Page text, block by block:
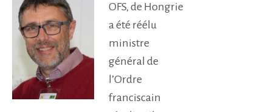
OFS, de Hongrie
a été réélu
ministre
général de
l’Ordre
franciscain